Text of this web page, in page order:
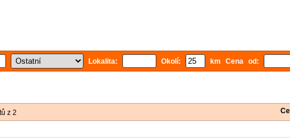
Lokalita: Okolí: km Cena od:
z 2